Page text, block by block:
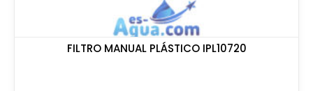
FILTRO MANUAL PLÁSTICO IPL10720